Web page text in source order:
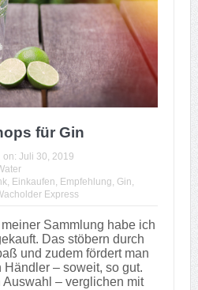
für Gin
on: Juli 30, 2019
, Einkaufen, Empfehlung, Gin,
Express
Sammlung habe ich
Das stöbern durch
und zudem fördert man
– soweit, so gut.
– verglichen mit